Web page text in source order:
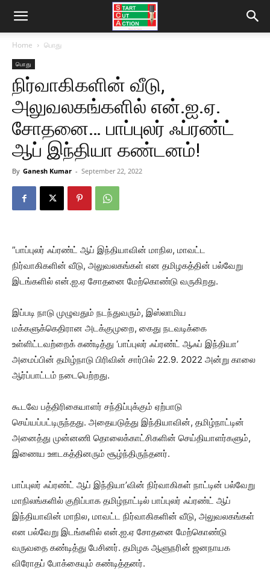
Home பொது
பொது
நிர்வாகிகளின் வீடு,
அலுவலகங்களில் என்.ஐ.ஏ.
சோதனை… பாப்புலர் ஃப்ரண்ட்
ஆப் இந்தியா கண்டனம்!
By Ganesh Kumar - September 22, 2022
”பாப்புலர் ஃப்ரண்ட் ஆப் இந்தியாவின் மாநில, மாவட்ட
நிர்வாகிகளின் வீடு, அலுவலகங்கள் என தமிழகத்தின் பல்வேறு
இடங்களில் என்.ஐ.ஏ சோதனை மேற்கொண்டு வருகிறது.
இப்படி நாடு முழுவதும் நடந்துவரும், இஸ்லாமிய
மக்களுக்கெதிரான அடக்குமுறை, கைது நடவடிக்கை
உள்ளிட்டவற்றைக் கண்டித்து ‘பாப்புலர் ஃப்ரண்ட் ஆஃப் இந்தியா’
அமைப்பின் தமிழ்நாடு பிரிவின் சார்பில் 22.9. 2022 அன்று காலை
ஆர்ப்பாட்டம் நடைபெற்றது.
கூடவே பத்திரிகையாளர் சந்திப்புக்கும் ஏற்பாடு
செய்யப்பட்டிருந்தது. அதையடுத்து இந்தியாவின், தமிழ்நாட்டின்
அனைத்து முன்னணி தொலைக்காட்சிகளின் செய்தியாளர்களும்,
இணைய ஊடகத்தினரும் சூழ்ந்திருந்தனர்.
பாப்புலர் ஃப்ரண்ட் ஆப் இந்தியா’வின் நிர்வாகிகள் நாட்டின் பல்வேறு
மாநிலங்களில் குறிப்பாக தமிழ்நாட்டில் பாப்புலர் ஃப்ரண்ட் ஆப்
இந்தியாவின் மாநில, மாவட்ட நிர்வாகிகளின் வீடு, அலுவலகங்கள்
என பல்வேறு இடங்களில் என்.ஐ.ஏ சோதனை மேற்கொண்டு
வருவதை கண்டித்து பேசினர். தமிழக ஆளுநரின் ஜனநாயக
விரோதப் போக்கையும் கண்டித்தனர்.